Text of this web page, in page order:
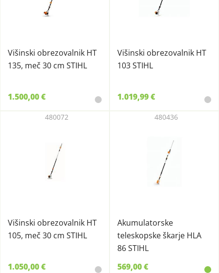
Višinski obrezovalnik HT
135, meč 30 cm STIHL
1.500,00 €
Višinski obrezovalnik HT
103 STIHL
1.019,99 €
Višinski obrezovalnik HT
105, meč 30 cm STIHL
480072
1.050,00 €
Akumulatorske
teleskopske škarje HLA
86 STIHL
480436
569,00 €